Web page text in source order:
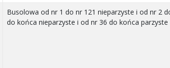
Busolowa od nr 1 do nr 121 nieparzyste i od nr 2
do końca nieparzyste i od nr 36 do końca parzyste